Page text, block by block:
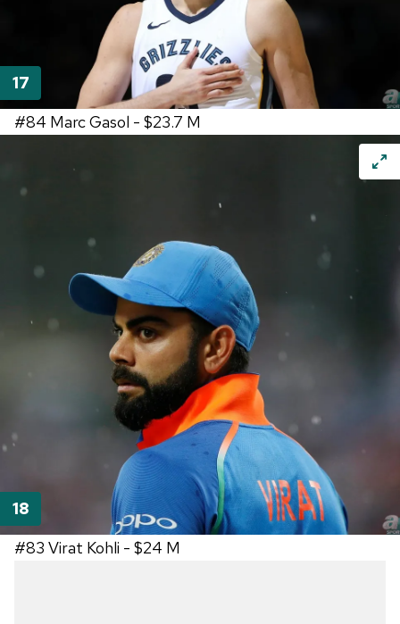
#84 Marc Gasol - $23.7 M
#83 Virat Kohli - $24 M